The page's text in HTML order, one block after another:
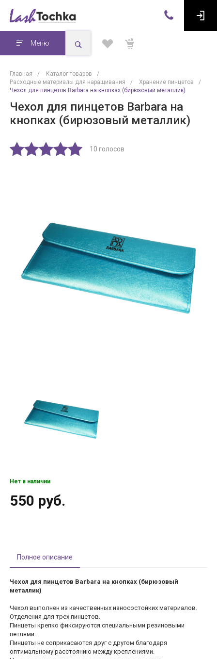
Меню
Главная / Каталог товаров
/
Расходные материалы для наращивания
/ Хранение пинцетов
/
Чехол для пинцетов Barbara на кнопках (бирюзовый металлик)
Чехол для пинцетов Barbara на
кнопках (бирюзовый металлик)
10 голосов
Нет в наличии
550 руб.
Полное описание
Чехол для пинцетов Barbara на кнопках (бирюзовый
металлик)
Чехол выполнен из качественных износостойких материалов.
Отделения для трех пинцетов.
Пинцеты крепко фиксируются специальными резиновыми
петлями.
Пинцеты не соприкасаются друг с другом благодаря
оптимальному расстоянию между креплениями.